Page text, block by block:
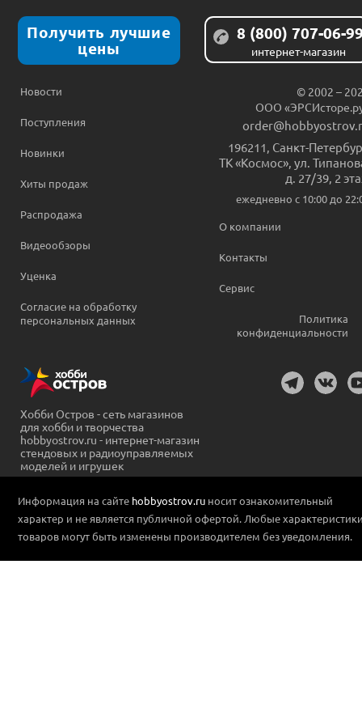
Получить лучшие
цены
8 (800) 707-06-
интернет-магазин
Новости
Поступления
Новинки
Хиты продаж
Распродажа
Видеообзоры
Уценка
Согласие на обработку
персональных данных
© 2002 –
ООО
196211 Санкт-
ТК «Космос», ул.
д. 27/39, 2
ежедневно c 10:00 до
О компании
Контакты
Сервис
Политика
конфиденциальности
Хобби Остров - сеть магазинов
для хобби и творчества
hobbyostrov.ru - интернет-магазин
стендовых и радиоуправляемых
моделей и игрушек
Информация на сайте hobbyostrov.ru носит ознакомительный
характер и не является публичной офертой. Любые
товаров могут быть изменены производителем без уведомления.